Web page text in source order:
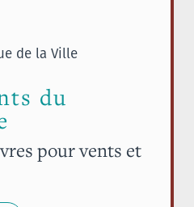
de la Ville
du
pour vents et